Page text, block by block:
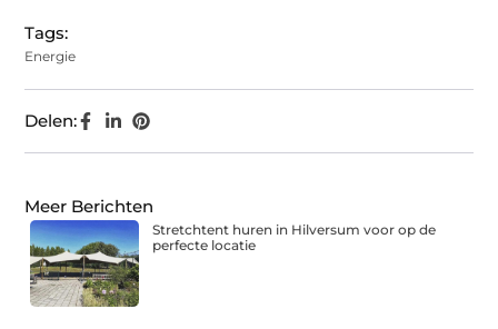
Tags:
Energie
Delen:
Meer Berichten
Stretchtent huren in Hilversum voor op de
perfecte locatie